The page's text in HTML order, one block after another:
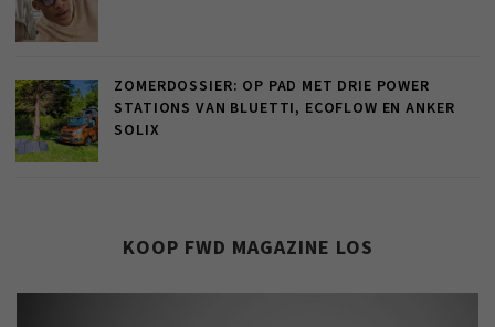
ZOMERDOSSIER: OP PAD MET DRIE POWER
STATIONS VAN BLUETTI, ECOFLOW EN ANKER
SOLIX
KOOP FWD MAGAZINE LOS